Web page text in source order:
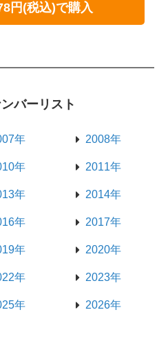
円(税込)で購入
バーリスト
年 2008年
年 2011年
年 2014年
年 2017年
年 2020年
年 2023年
年 2026年